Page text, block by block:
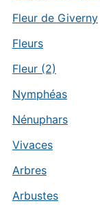
Fleur de Giverny
Fleurs
Fleur (2)
Nymphéas
Nénuphars
Vivaces
Arbres
Arbustes